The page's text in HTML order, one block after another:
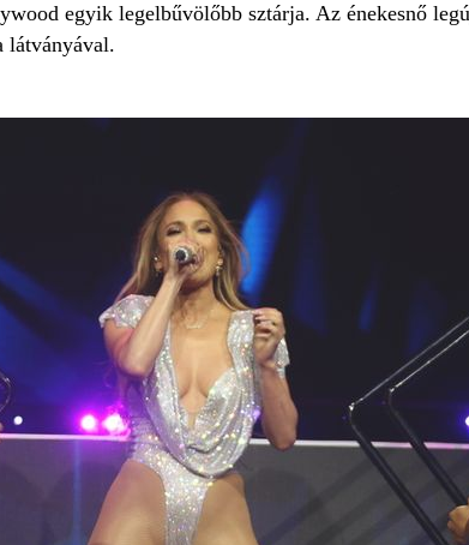
egyik legelbűvölőbb sztárja. Az énekesnő
látványával.